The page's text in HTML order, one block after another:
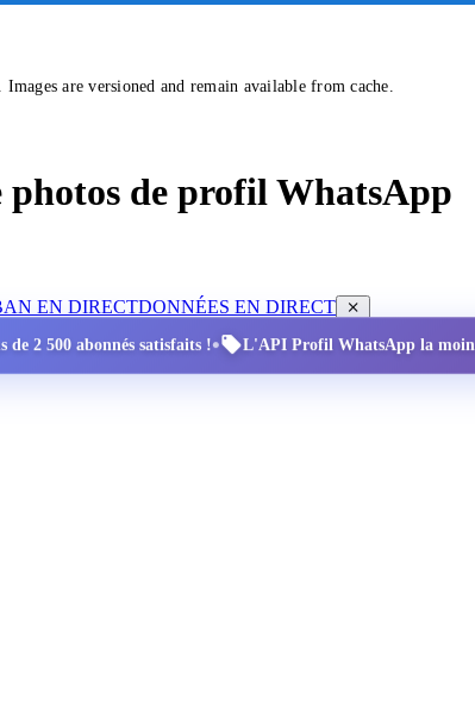
are versioned and remain available from cache.
de profil WhatsApp
EN DIRECTDONNÉES EN DIRECT
de 2 500 abonnés satisfaits !• L'API Profil WhatsApp la